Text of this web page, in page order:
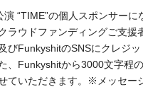
“TIME”の個人スポンサーに
ラウドファンディングご支援
びFunkyshitのSNSにクレジ
、Funkyshitから3000文字程
ていただきます。※メッセー